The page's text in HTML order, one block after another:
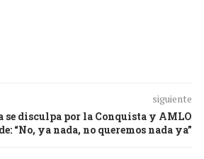
siguiente
se disculpa por la Conquista y AMLO
“No, ya nada, no queremos nada ya”